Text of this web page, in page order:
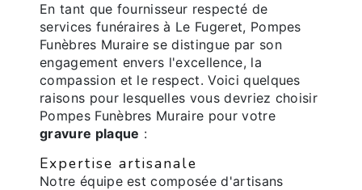
En tant que fournisseur respecté de
services funéraires à Le Fugeret, Pompes
Funèbres Muraire se distingue par son
engagement envers l'excellence, la
compassion et le respect. Voici quelques
raisons pour lesquelles vous devriez choisir
Pompes Funèbres Muraire pour votre
gravure plaque :
Expertise artisanale
Notre équipe est composée d'artisans